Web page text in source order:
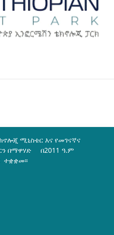
ሚኒስቴር እና የመገናኛና
በማዋሃድ በ2011 ዓ.ም